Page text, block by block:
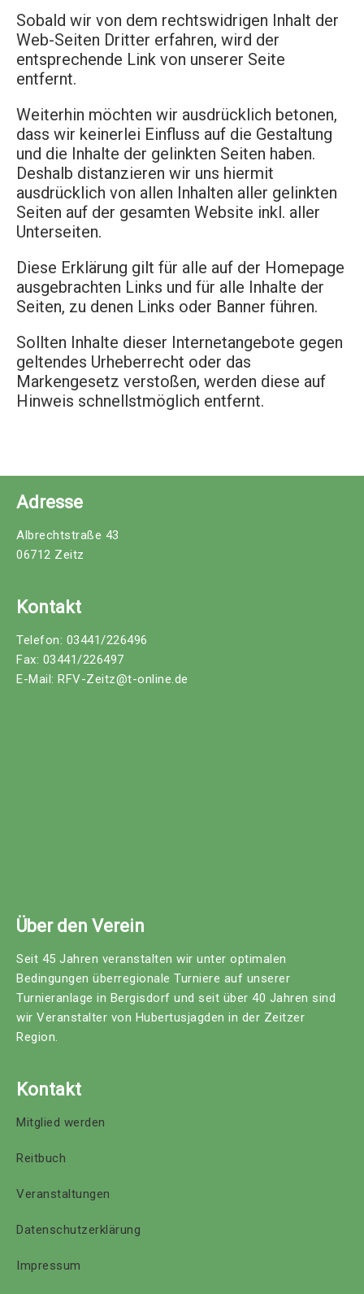
Sobald wir von dem rechtswidrigen Inhalt der
Web-Seiten Dritter erfahren, wird der
entsprechende Link von unserer Seite
entfernt.
Weiterhin möchten wir ausdrücklich betonen,
dass wir keinerlei Einfluss auf die Gestaltung
und die Inhalte der gelinkten Seiten haben.
Deshalb distanzieren wir uns hiermit
ausdrücklich von allen Inhalten aller gelinkten
Seiten auf der gesamten Website inkl. aller
Unterseiten.
Diese Erklärung gilt für alle auf der Homepage
ausgebrachten Links und für alle Inhalte der
Seiten, zu denen Links oder Banner führen.
Sollten Inhalte dieser Internetangebote gegen
geltendes Urheberrecht oder das
Markengesetz verstoßen, werden diese auf
Hinweis schnellstmöglich entfernt.
Adresse
Albrechtstraße 43
06712 Zeitz
Kontakt
Telefon: 03441/226496
Fax: 03441/226497
E-Mail: RFV-Zeitz@t-online.de
Über den Verein
Seit 45 Jahren veranstalten wir unter optimalen
Bedingungen überregionale Turniere auf unserer
Turnieranlage in Bergisdorf und seit über 40 Jahren sind
wir Veranstalter von Hubertusjagden in der Zeitzer
Region.
Kontakt
Mitglied werden
Reitbuch
Veranstaltungen
Datenschutzerklärung
Impressum